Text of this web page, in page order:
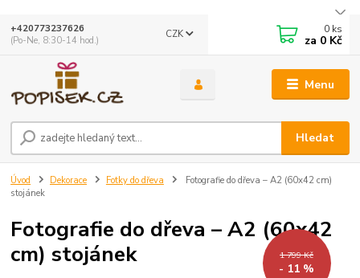
Menu
CZK
Hledat
+420773237626
(Po-Ne, 8:30-14 hod.)
0 ks
za 0 Kč
Úvod Dekorace Fotky do dřeva
Fotografie do dřeva – A2 (60x42 cm)
stojánek
Fotografie do dřeva – A2 (60x42
cm) stojánek
1 799 Kč
- 11 %